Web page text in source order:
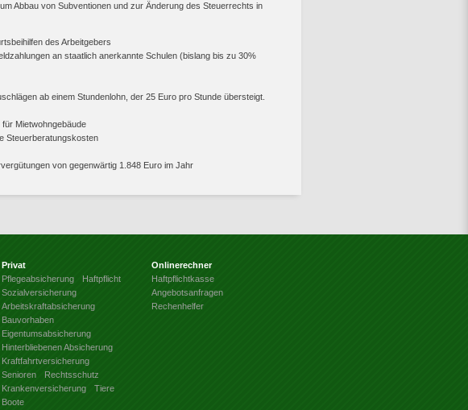
Abbau von Subventionen und zur Änderung des Steuerrechts in
des Arbeitgebers
an staatlich anerkannte Schulen (bislang bis zu 30%
ab einem Stundenlohn, der 25 Euro pro Stunde übersteigt.
Mietwohngebäude
Steuerberatungskosten
von gegenwärtig 1.848 Euro im Jahr
Privat
Pflegeabsicherung
Haftpflicht
Sozialversicherung
Arbeitskraftabsicherung
Bauvorhaben
Eigentumsabsicherung
Hinterbliebenen Absicherung
Kraftfahrtversicherung
Senioren
Rechtsschutz
Krankenversicherung
Tiere
Boote
Onlinerechner
Haftpflichtkasse
Angebotsanfragen
Rechenhelfer